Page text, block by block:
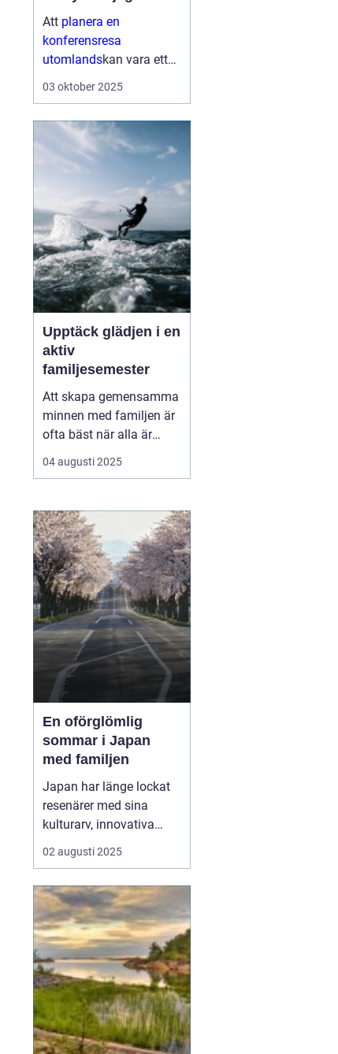
Att planera en
konferensresa
utomlandskan vara ett
av de mest spännande
den globala scenen...
03 oktober 2025
Upptäck glädjen i en
aktiv
familjesemester
Att skapa gemensamma
minnen med familjen är
ofta bäst när alla är
engagerade i aktiviteter
som både utmanar och
familjesemester ger
mö...
04 augusti 2025
En oförglömlig
sommar i Japan
med familjen
Japan har länge lockat
resenärer med sina
kulturarv, innovativa
städer och slående
landskap. Att planera
kanvara en underbar ...
02 augusti 2025